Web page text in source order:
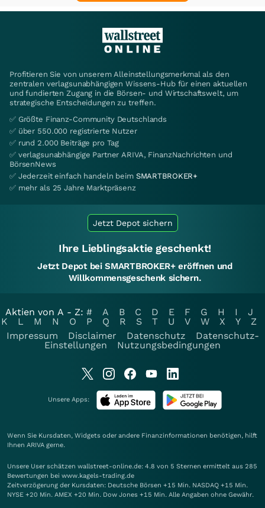
Profitieren Sie von unserem Alleinstellungsmerkmal als den
zentralen verlagsunabhängigen Wissens-Hub für einen aktuellen
und fundierten Zugang in die Börsen- und Wirtschaftswelt, um
strategische Entscheidungen zu treffen.
✅ Größte Finanz-Community Deutschlands
✅ über 550.000 registrierte Nutzer
✅ rund 2.000 Beiträge pro Tag
✅ verlagsunabhängige Partner ARIVA, FinanzNachrichten und
BörsenNews
✅ Jederzeit einfach handeln beim SMARTBROKER+
✅ mehr als 25 Jahre Marktpräsenz
Jetzt Depot sichern
Ihre Lieblingsaktie geschenkt!
Jetzt Depot bei SMARTBROKER+ eröffnen und
Willkommensgeschenk sichern.
Aktien von A - Z: # A B C D E F G H I
J
K
L M N O P Q R S T U V W X Y
Z
Impressum
Disclaimer Datenschutz
Datenschutz-
Einstellungen
Nutzungsbedingungen
Unsere Apps:
Wenn Sie Kursdaten, Widgets oder andere Finanzinformationen benötigen, hilft
Ihnen ARIVA gerne.
Unsere User schätzen wallstreet-online.de: 4.8 von 5 Sternen ermittelt aus 285
Bewertungen bei www.kagels-trading.de
Zeitverzögerung der Kursdaten: Deutsche Börsen +15 Min. NASDAQ +15 Min.
NYSE +20 Min. AMEX +20 Min. Dow Jones +15 Min. Alle Angaben ohne Gewähr.